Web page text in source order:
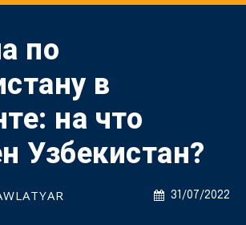
по
в
на что
Узбекистан?
31/07/2022